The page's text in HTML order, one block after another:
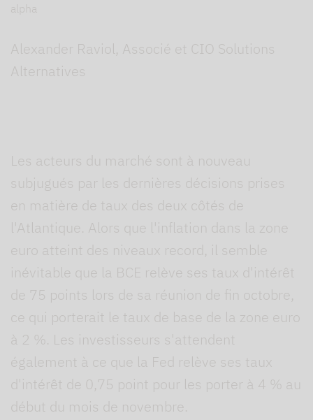
alpha
Alexander Raviol, Associé et CIO Solutions
Alternatives
Les acteurs du marché sont à nouveau
subjugués par les dernières décisions prises
en matière de taux des deux côtés de
l'Atlantique. Alors que l'inflation dans la zone
euro atteint des niveaux record, il semble
inévitable que la BCE relève ses taux d'intérêt
de 75 points lors de sa réunion de fin octobre,
ce qui porterait le taux de base de la zone euro
à 2 %. Les investisseurs s'attendent
également à ce que la Fed relève ses taux
d'intérêt de 0,75 point pour les porter à 4 % au
début du mois de novembre.